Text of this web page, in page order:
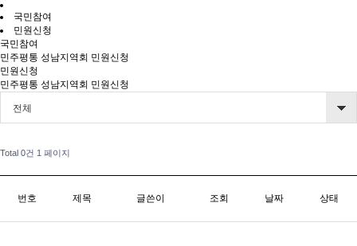
국민참여
민원신청
국민참여
민주평통 성남지역회 민원신청
민원신청
민주평통 성남지역회 민원신청
전체
Total 0건 1 페이지
번호 제목 글쓴이 조회 날짜 상태